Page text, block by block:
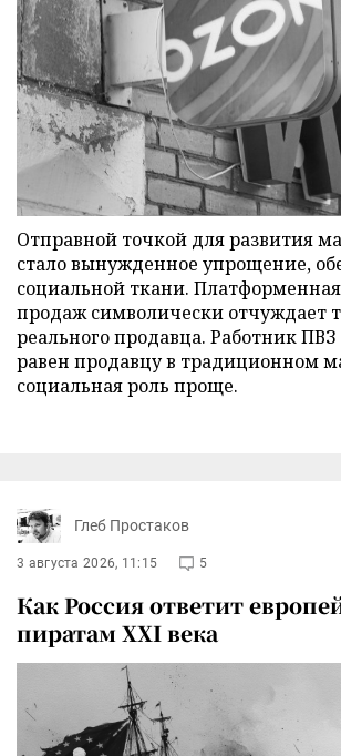
Отправной точкой для развития
стало вынужденное упрощение,
социальной ткани.
продаж символически отчуждает
реального продавца. Работник
равен продавцу в традиционном
социальная роль проще.
Глеб Простаков
3 августа 2026, 11:15 5
Как Россия ответит
пиратам XXI века